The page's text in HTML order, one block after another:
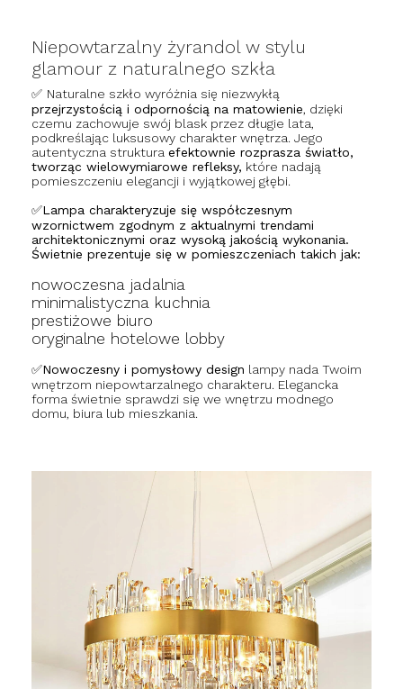
Niepowtarzalny żyrandol w stylu
glamour z naturalnego szkła
✅ Naturalne szkło wyróżnia się niezwykłą
przejrzystością i odpornością na matowienie, dzięki
czemu zachowuje swój blask przez długie lata,
podkreślając luksusowy charakter wnętrza. Jego
autentyczna struktura efektownie rozprasza światło,
tworząc wielowymiarowe refleksy, które nadają
pomieszczeniu elegancji i wyjątkowej głębi.
✅Lampa charakteryzuje się współczesnym
wzornictwem zgodnym z aktualnymi trendami
architektonicznymi oraz wysoką jakością wykonania.
Świetnie prezentuje się w pomieszczeniach takich jak:
nowoczesna jadalnia
minimalistyczna kuchnia
prestiżowe biuro
oryginalne hotelowe lobby
✅Nowoczesny i pomysłowy design lampy nada Twoim
wnętrzom niepowtarzalnego charakteru. Elegancka
forma świetnie sprawdzi się we wnętrzu modnego
domu, biura lub mieszkania.